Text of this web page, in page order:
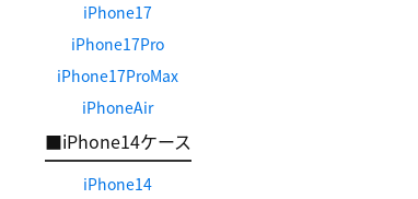
iPhone17
iPhone17Pro
iPhone17ProMax
iPhoneAir
■iPhone14ケース
iPhone14